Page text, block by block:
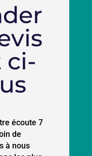
écoute 7
de
à nous